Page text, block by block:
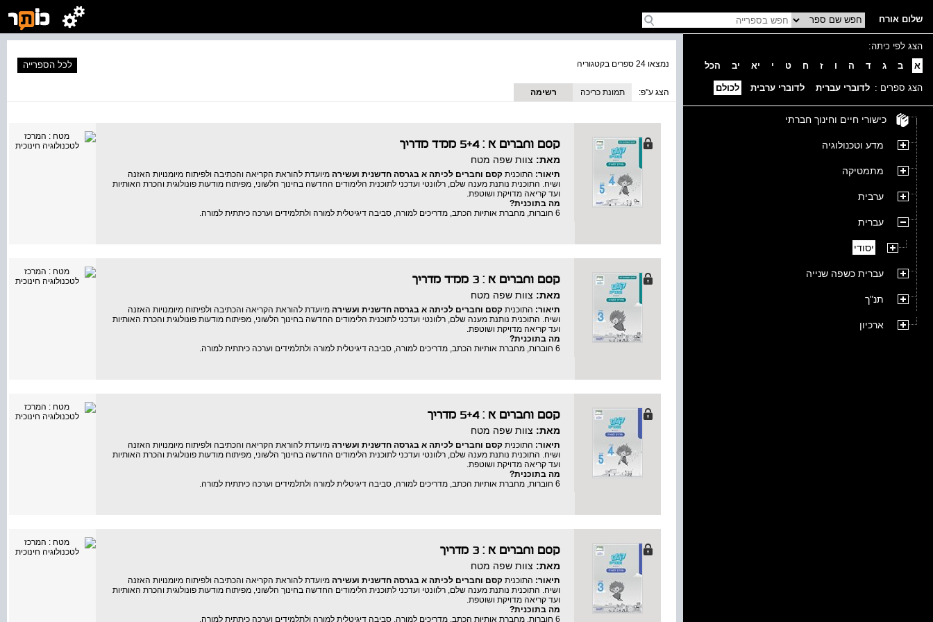
שלום אורח
הצג לפי כיתה:
א
ב ג ד ה ו ז ח ט י יא יב הכל
הצג ספרים : לדוברי עברית לדוברי ערבית לכולם
כישורי חיים וחינוך חברתי
מדע וטכנולוגיה
מתמטיקה
ערבית
עברית
יסודי
עברית כשפה שנייה
תנ"ך
ארכיון
נמצאו 24 ספרים בקטגוריה לכל הספרייה
הצג ע''פ: תמונת כריכה רשימה
קסם וחברים א : 5+4 ממ"ד מדריך
מאת: צוות שפה מטח
תיאור: התוכנית קסם וחברים לכיתה א בגרסה חדשנית ועשירה מיועדת להוראת הקריאה והכתיבה ולפיתוח מיומנויות האזנה
ושיח. התוכנית נותנת מענה שלם, רלוונטי ועדכני לתוכנית הלימודים החדשה בחינוך הלשוני, מפיתוח מודעות פונולוגית והכרת האותיות
ועד קריאה מדויקת ושוטפת.
מה בתוכנית?
6 חוברות, מחברת אותיות הכתב, מדריכים למורה, סביבה דיגיטלית למורה ולתלמידים וערכה כיתתית למורה.
קסם וחברים א : 3 ממ"ד מדריך
מאת: צוות שפה מטח
תיאור: התוכנית קסם וחברים לכיתה א בגרסה חדשנית ועשירה מיועדת להוראת הקריאה והכתיבה ולפיתוח מיומנויות האזנה
ושיח. התוכנית נותנת מענה שלם, רלוונטי ועדכני לתוכנית הלימודים החדשה בחינוך הלשוני, מפיתוח מודעות פונולוגית והכרת האותיות
ועד קריאה מדויקת ושוטפת.
מה בתוכנית?
6 חוברות, מחברת אותיות הכתב, מדריכים למורה, סביבה דיגיטלית למורה ולתלמידים וערכה כיתתית למורה.
קסם וחברים א : 5+4 מדריך
מאת: צוות שפה מטח
תיאור: התוכנית קסם וחברים לכיתה א בגרסה חדשנית ועשירה מיועדת להוראת הקריאה והכתיבה ולפיתוח מיומנויות האזנה
ושיח. התוכנית נותנת מענה שלם, רלוונטי ועדכני לתוכנית הלימודים החדשה בחינוך הלשוני, מפיתוח מודעות פונולוגית והכרת האותיות
ועד קריאה מדויקת ושוטפת.
מה בתוכנית?
6 חוברות, מחברת אותיות הכתב, מדריכים למורה, סביבה דיגיטלית למורה ולתלמידים וערכה כיתתית למורה.
קסם וחברים א : 3 מדריך
מאת: צוות שפה מטח
תיאור: התוכנית קסם וחברים לכיתה א בגרסה חדשנית ועשירה מיועדת להוראת הקריאה והכתיבה ולפיתוח מיומנויות האזנה
ושיח. התוכנית נותנת מענה שלם, רלוונטי ועדכני לתוכנית הלימודים החדשה בחינוך הלשוני, מפיתוח מודעות פונולוגית והכרת האותיות
ועד קריאה מדויקת ושוטפת.
מה בתוכנית?
6 חוברות, מחברת אותיות הכתב, מדריכים למורה, סביבה דיגיטלית למורה ולתלמידים וערכה כיתתית למורה.